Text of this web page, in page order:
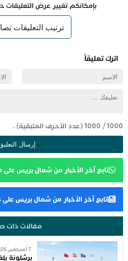
بإمكانكم تغيير عرض التعليقات
اترك تعليقاً
1000
/
1000(عدد الأحرف المتبقية) .
تابع آخر الأخبار من شمال بريس على WhatsApp
تابع آخر الأخبار من شمال بريس على Google News
مقالات ذات
7 أغسطس 2026
برشلونة